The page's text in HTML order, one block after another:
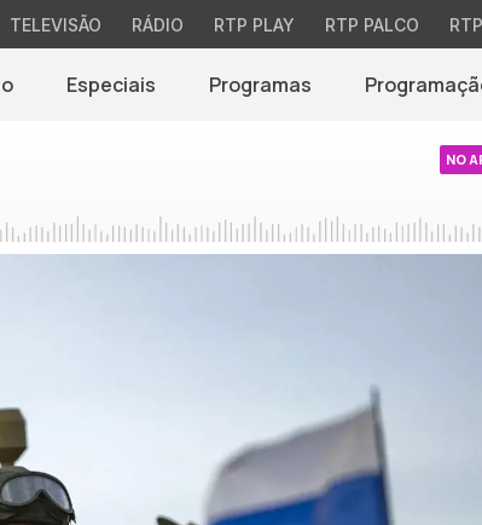
TELEVISÃO RÁDIO RTP PLAY RTP PALCO
Especiais Programas
NO